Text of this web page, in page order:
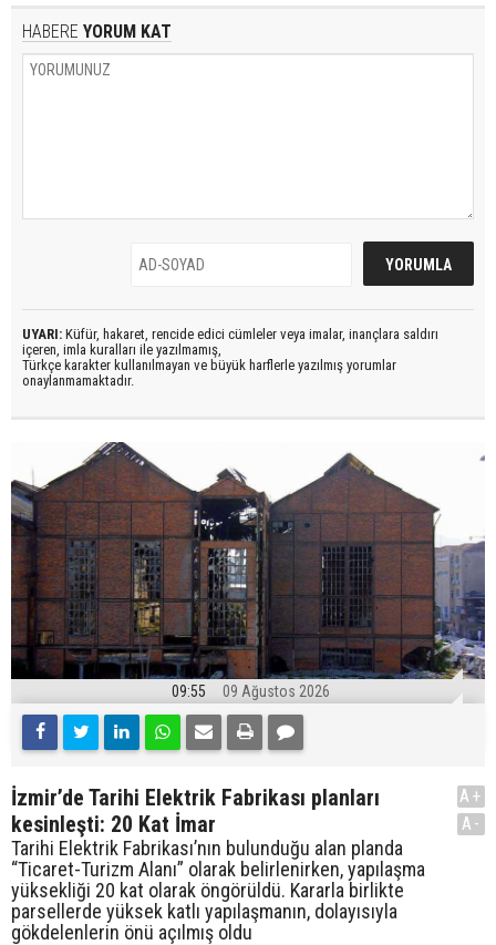
HABERE YORUM KAT
UYARI: Küfür, hakaret, rencide edici cümleler veya imalar, inançlara saldırı
içeren, imla kuralları ile yazılmamış,
Türkçe karakter kullanılmayan ve büyük harflerle yazılmış yorumlar
onaylanmamaktadır.
09:55 09 Ağustos 2026
İzmir’de Tarihi Elektrik Fabrikası planları
kesinleşti: 20 Kat İmar
Tarihi Elektrik Fabrikası’nın bulunduğu alan planda
“Ticaret-Turizm Alanı” olarak belirlenirken, yapılaşma
yüksekliği 20 kat olarak öngörüldü. Kararla birlikte
parsellerde yüksek katlı yapılaşmanın, dolayısıyla
gökdelenlerin önü açılmış oldu
A+
A-